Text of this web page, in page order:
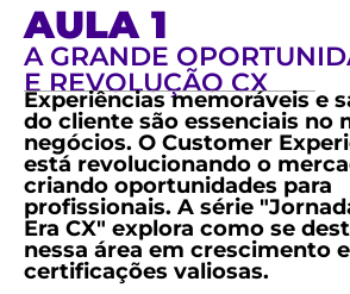
AULA 1
A GRANDE
E REVOLUÇÃO CX
Experiências memoráveis e
do cliente são essenciais no
negócios. O Customer
está revolucionando o
criando oportunidades para
profissionais. A série
Era CX" explora como se
nessa área em crescimento
certificações valiosas.